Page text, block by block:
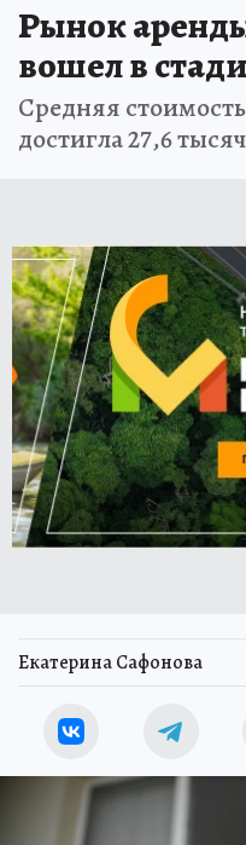
Рынок
вошел в
Средняя
достигла 27,6
Екатерина Сафонова